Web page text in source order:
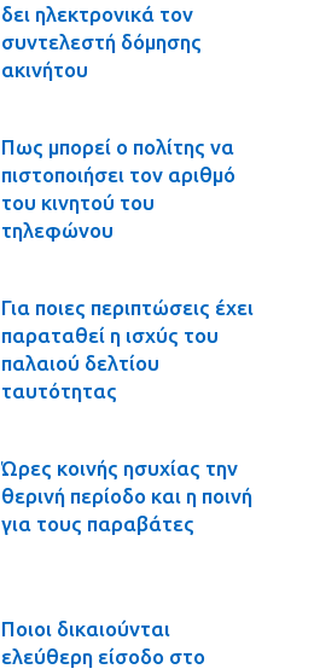
δει ηλεκτρονικά τον
συντελεστή δόμησης
ακινήτου
Πως μπορεί ο πολίτης να
πιστοποιήσει τον αριθμό
του κινητού του
τηλεφώνου
Για ποιες περιπτώσεις έχει
παραταθεί η ισχύς του
παλαιού δελτίου
ταυτότητας
Ώρες κοινής ησυχίας την
θερινή περίοδο και η ποινή
για τους παραβάτες
Ποιοι δικαιούνται
ελεύθερη είσοδο στο